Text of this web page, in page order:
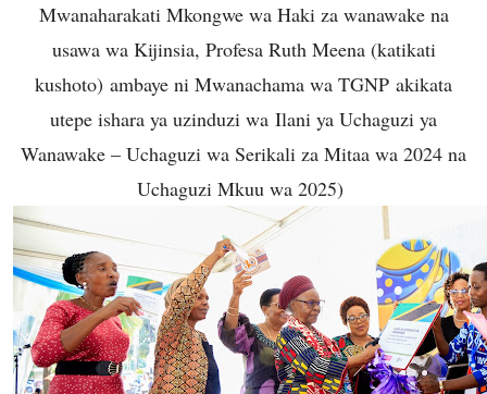
Mwanaharakati Mkongwe wa Haki za wanawake na
usawa wa Kijinsia, Profesa Ruth Meena (katikati
kushoto) ambaye ni Mwanachama wa TGNP akikata
utepe ishara ya uzinduzi wa Ilani ya Uchaguzi ya
Wanawake – Uchaguzi wa Serikali za Mitaa wa 2024 na
Uchaguzi Mkuu wa 2025)